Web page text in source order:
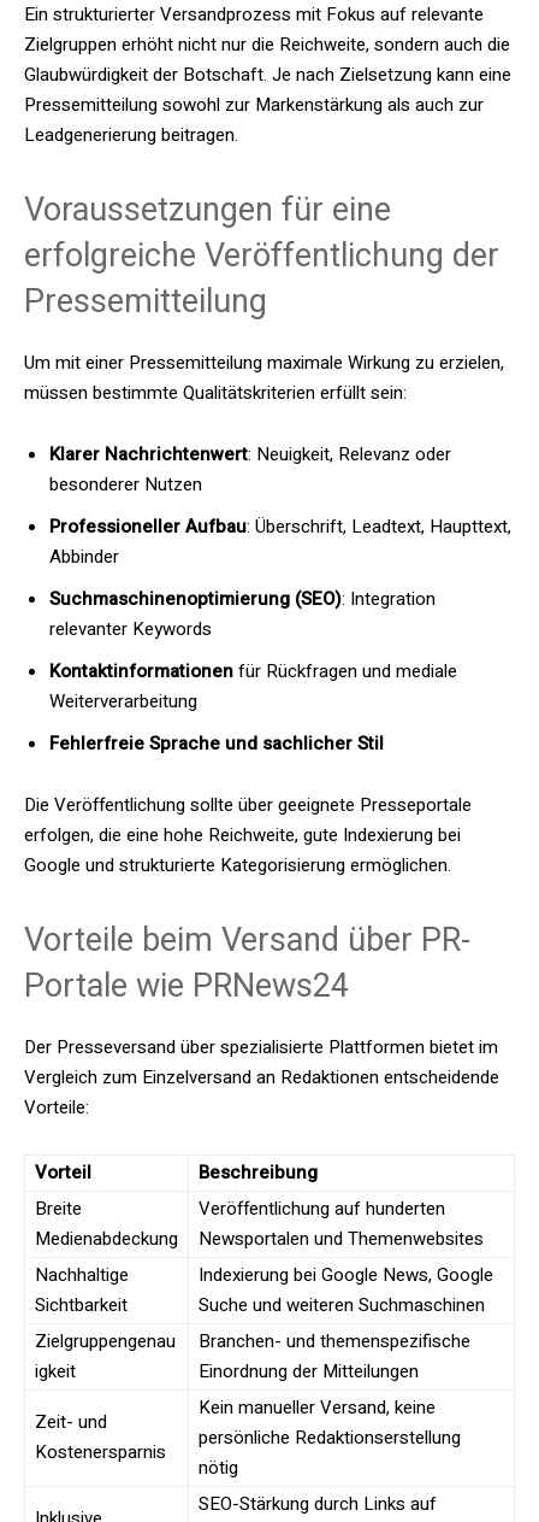
Ein strukturierter Versandprozess mit Fokus auf relevante
Zielgruppen erhöht nicht nur die Reichweite, sondern auch die
Glaubwürdigkeit der Botschaft. Je nach Zielsetzung kann eine
Pressemitteilung sowohl zur Markenstärkung als auch zur
Leadgenerierung beitragen.
Voraussetzungen für eine
erfolgreiche Veröffentlichung der
Pressemitteilung
Um mit einer Pressemitteilung maximale Wirkung zu erzielen,
müssen bestimmte Qualitätskriterien erfüllt sein:
Klarer Nachrichtenwert: Neuigkeit, Relevanz oder
besonderer Nutzen
Professioneller Aufbau: Überschrift, Leadtext, Haupttext,
Abbinder
Suchmaschinenoptimierung (SEO): Integration
relevanter Keywords
Kontaktinformationenfür Rückfragen und mediale
Weiterverarbeitung
Fehlerfreie Sprache und sachlicher Stil
Die Veröffentlichung sollte über geeignete Presseportale
erfolgen, die eine hohe Reichweite, gute Indexierung bei
Google und strukturierte Kategorisierung ermöglichen.
Vorteile beim Versand über PR-
Portale wie PRNews24
Der Presseversand über spezialisierte Plattformen bietet im
Vergleich zum Einzelversand an Redaktionen entscheidende
Vorteile:
Vorteil
Beschreibung
Breite
Medienabdeckung
Veröffentlichung auf hunderten
Newsportalen und Themenwebsites
Nachhaltige
Sichtbarkeit
Indexierung bei Google News, Google
Suche und weiteren Suchmaschinen
Zielgruppengenau
igkeit
Branchen- und themenspezifische
Einordnung der Mitteilungen
Zeit- und
Kostenersparnis
Kein manueller Versand, keine
persönliche Redaktionserstellung
nötig
SEO-Stärkung durch Links auf